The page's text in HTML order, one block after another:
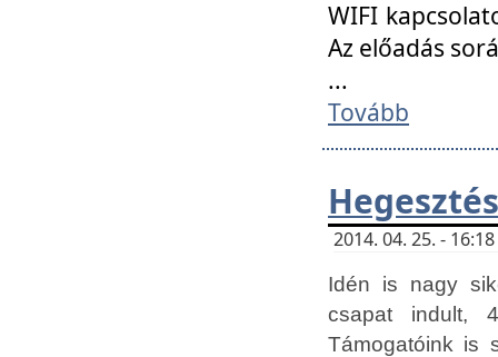
WIFI
Az előadás
...
Tovább
2014. 04. 25. -
Idén is nagy
csapat indult,
Támogatóink is